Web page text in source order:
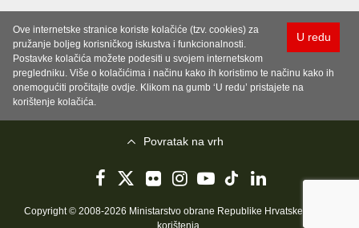
U redu
Ove internetske stranice koriste kolačiće (tzv. cookies) za
pružanje boljeg korisničkog iskustva i funkcionalnosti.
Postavke kolačića možete podesiti u svojem internetskom
pregledniku. Više o kolačićima i načinu kako ih koristimo te načinu kako ih
onemogućiti pročitajte ovdje. Klikom na gumb ‘U redu’ pristajete na
korištenje kolačića.
Povratak na vrh
Copyright © 2008-2026 Ministarstvo obrane Republike Hrvatske..